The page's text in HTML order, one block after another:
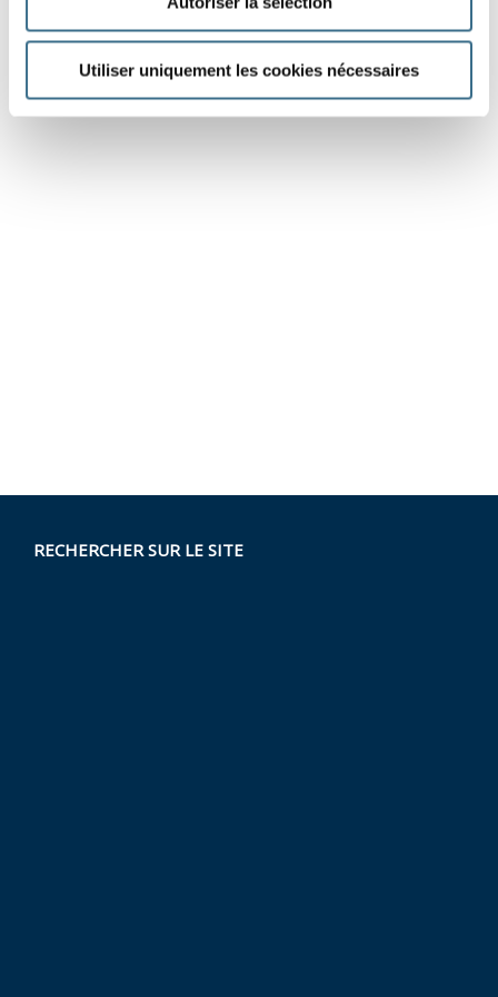
Utiliser uniquement les cookies nécessaires
RECHERCHER SUR LE SITE